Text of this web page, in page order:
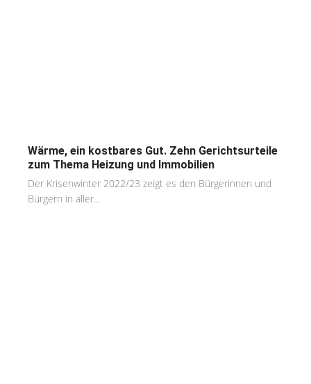
Wärme, ein kostbares Gut. Zehn Gerichtsurteile
zum Thema Heizung und Immobilien
Der Krisenwinter 2022/23 zeigt es den Bürgerinnen und
Bürgern in aller...